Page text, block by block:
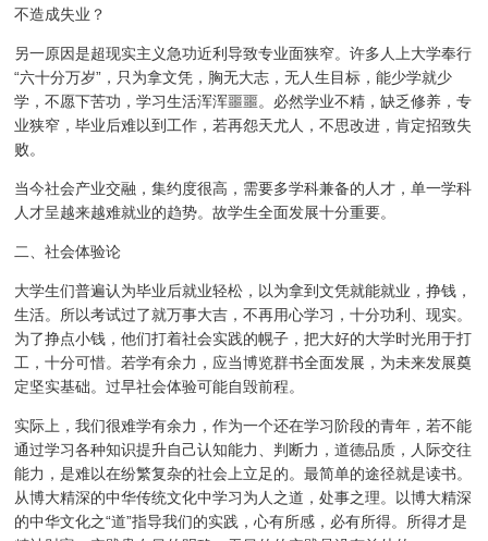
不造成失业？
另一原因是超现实主义急功近利导致专业面狭窄。许多人上大学奉行
“六十分万岁”，只为拿文凭，胸无大志，无人生目标，能少学就少
学，不愿下苦功，学习生活浑浑噩噩。必然学业不精，缺乏修养，专
业狭窄，毕业后难以到工作，若再怨天尤人，不思改进，肯定招致失
败。
当今社会产业交融，集约度很高，需要多学科兼备的人才，单一学科
人才呈越来越难就业的趋势。故学生全面发展十分重要。
二、社会体验论
大学生们普遍认为毕业后就业轻松，以为拿到文凭就能就业，挣钱，
生活。所以考试过了就万事大吉，不再用心学习，十分功利、现实。
为了挣点小钱，他们打着社会实践的幌子，把大好的大学时光用于打
工，十分可惜。若学有余力，应当博览群书全面发展，为未来发展奠
定坚实基础。过早社会体验可能自毁前程。
实际上，我们很难学有余力，作为一个还在学习阶段的青年，若不能
通过学习各种知识提升自己认知能力、判断力，道德品质，人际交往
能力，是难以在纷繁复杂的社会上立足的。最简单的途径就是读书。
从博大精深的中华传统文化中学习为人之道，处事之理。以博大精深
的中华文化之“道”指导我们的实践，心有所感，必有所得。所得才是